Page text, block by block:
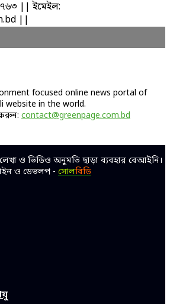
|| ইমেইল:
||
focused online news portal of
website in the world.
contact@greenpage.com.bd
ও ভিডিও অনুমতি ছাড়া ব্যবহার বেআইনি।
ও ডেভলপ - সোলবিডি